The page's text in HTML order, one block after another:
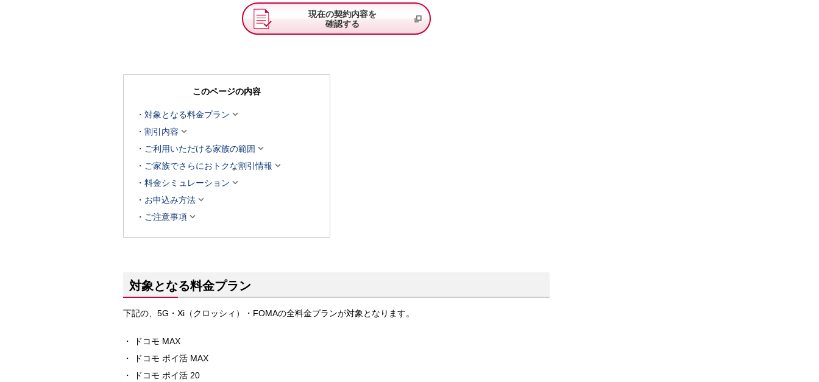
現在の契約内容を
確認する
このページの内容
対象となる料金プラン 
割引内容 
ご利用いただける家族の範囲 
ご家族でさらにおトクな割引情報 
料金シミュレーション 
お申込み方法
ご注意事項
対象となる料金プラン
下記の、5G・Xi（クロッシィ）・FOMAの全料金プランが対象となります。
ドコモ MAX
ドコモ ポイ活 MAX
ドコモ ポイ活 20